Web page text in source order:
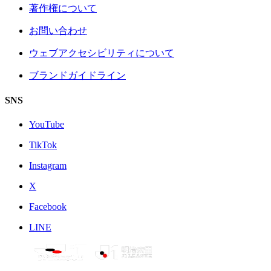
著作権について
お問い合わせ
ウェブアクセシビリティについて
ブランドガイドライン
SNS
YouTube
TikTok
Instagram
X
Facebook
LINE